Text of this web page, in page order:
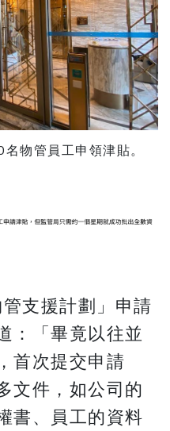
物管員工申領津貼。
支援計劃」申請
：「畢竟以往並
首次提交申請
文件，如公司的
書、員工的資料